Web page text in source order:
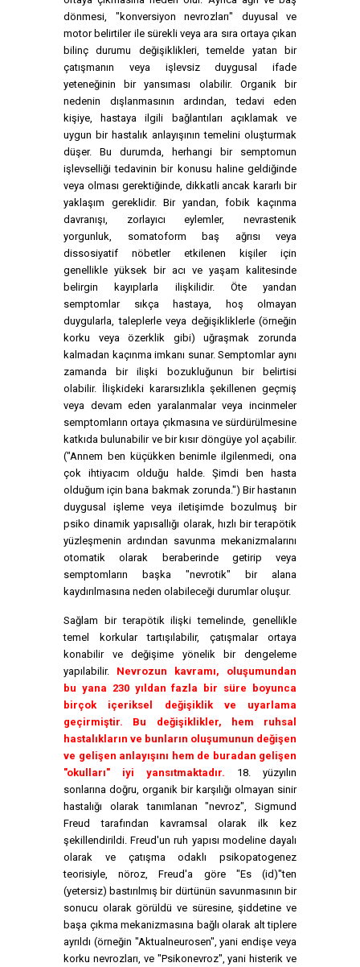
dönmesi, "konversiyon nevrozları" duyusal ve
motor belirtiler ile sürekli veya ara sıra ortaya çıkan
bilinç durumu değişiklikleri, temelde yatan bir
çatışmanın veya işlevsiz duygusal ifade
yeteneğinin bir yansıması olabilir. Organik bir
nedenin dışlanmasının ardından, tedavi eden
kişiye, hastaya ilgili bağlantıları açıklamak ve
uygun bir hastalık anlayışının temelini oluşturmak
düşer. Bu durumda, herhangi bir semptomun
işlevselliği tedavinin bir konusu haline geldiğinde
veya olması gerektiğinde, dikkatli ancak kararlı bir
yaklaşım gereklidir. Bir yandan, fobik kaçınma
davranışı, zorlayıcı eylemler, nevrastenik
yorgunluk, somatoform baş ağrısı veya
dissosiyatif nöbetler etkilenen kişiler için
genellikle yüksek bir acı ve yaşam kalitesinde
belirgin kayıplarla ilişkilidir. Öte yandan
semptomlar sıkça hastaya, hoş olmayan
duygularla, taleplerle veya değişikliklerle (örneğin
korku veya özerklik gibi) uğraşmak zorunda
kalmadan kaçınma imkanı sunar. Semptomlar aynı
zamanda bir ilişki bozukluğunun bir belirtisi
olabilir. İlişkideki kararsızlıkla şekillenen geçmiş
veya devam eden yaralanmalar veya incinmeler
semptomların ortaya çıkmasına ve sürdürülmesine
katkıda bulunabilir ve bir kısır döngüye yol açabilir.
("Annem ben küçükken benimle ilgilenmedi, ona
çok ihtiyacım olduğu halde. Şimdi ben hasta
olduğum için bana bakmak zorunda.") Bir hastanın
duygusal işleme veya iletişimde bozulmuş bir
psiko dinamik yapısallığı olarak, hızlı bir terapötik
yüzleşmenin ardından savunma mekanizmalarını
otomatik olarak beraberinde getirip veya
semptomların başka "nevrotik" bir alana
kaydırılmasına neden olabileceği durumlar oluşur.
Sağlam bir terapötik ilişki temelinde, genellikle
temel korkular tartışılabilir, çatışmalar ortaya
konabilir ve değişime yönelik bir dengeleme
yapılabilir. Nevrozun kavramı, oluşumundan
bu yana 230 yıldan fazla bir süre boyunca
birçok içeriksel değişiklik ve uyarlama
geçirmiştir. Bu değişiklikler, hem ruhsal
hastalıkların ve bunların oluşumunun değişen
ve gelişen anlayışını hem de buradan gelişen
"okulları" iyi yansıtmaktadır. 18. yüzyılın
sonlarına doğru, organik bir karşılığı olmayan sinir
hastalığı olarak tanımlanan "nevroz", Sigmund
Freud tarafından kavramsal olarak ilk kez
şekillendirildi. Freud'un ruh yapısı modeline dayalı
olarak ve çatışma odaklı psikopatogenez
teorisiyle, nöroz, Freud'a göre "Es (id)"ten
(yetersiz) bastırılmış bir dürtünün savunmasının bir
sonucu olarak görüldü ve süresine, şiddetine ve
başa çıkma mekanizmasına bağlı olarak alt tiplere
ayrıldı (örneğin "Aktualneurosen", yani endişe veya
korku nevrozları, ve "Psikonevroz", yani histerik ve